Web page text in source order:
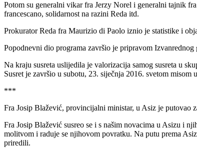
Potom su generalni vikar fra Jerzy Norel i generalni tajnik
francescano, solidarnost na razini Reda itd.
Prokurator Reda fra Maurizio di Paolo iznio je statistike i
Popodnevni dio programa završio je pripravom
Na kraju susreta uslijedila je valorizacija samog susreta u
Susret je završio u subotu, 23. siječnja 2016. svetom
***
Fra Josip Blažević, provincijalni ministar, u Asiz je putovao
Fra Josip Blažević susreo se i s našim novacima u Asizu i
molitvom i raduje se njihovom povratku. Na putu prema
priredili.